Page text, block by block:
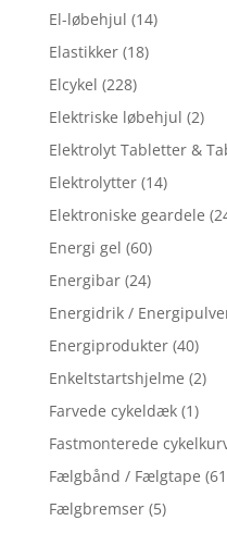
El-løbehjul (14)
Elastikker (18)
Elcykel (228)
Elektriske løbehjul (2)
Elektrolyt Tabletter &
Elektrolytter (14)
Elektroniske geardele
Energi gel (60)
Energibar (24)
Energidrik /
Energiprodukter (40)
Enkeltstartshjelme (2)
Farvede cykeldæk (1)
Fastmonterede
Fælgbånd / Fælgtape
Fælgbremser (5)